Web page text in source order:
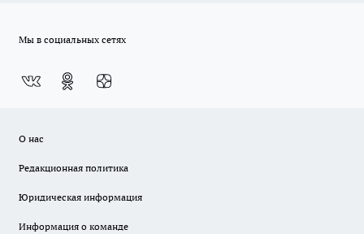
Мы в социальных сетях
О нас
Редакционная политика
Юридическая информация
Информация о команде